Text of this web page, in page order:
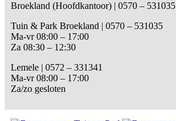
Broekland (Hoofdkantoor) | 0570 – 531035
Tuin & Park Broekland | 0570 – 531035
Ma-vr 08:00 – 17:00
Za 08:30 – 12:30
Lemele | 0572 – 331341
Ma-vr 08:00 – 17:00
Za/zo gesloten